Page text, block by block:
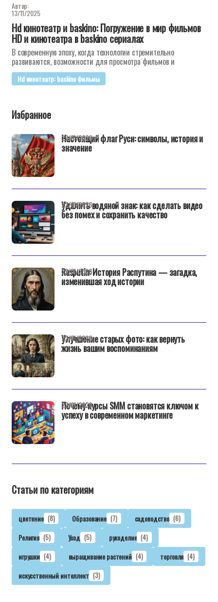
Автор:
13/11/2025
Hd кинотеатр и baskino: Погружение в мир фильмов
HD и кинотеатра в baskino сериалах
В современную эпоху, когда технологии стремительно
развиваются, возможности для просмотра фильмов и
Hd кинотеатр: baskino фильмы
Избранное
Настоящий флаг Руси: символы, история и
значение
22/01/2026
Удалить водяной знак: как сделать видео
без помех и сохранить качество
22/01/2026
Rasputin: История Распутина — загадка,
изменившая ход истории
22/01/2026
Улучшение старых фото: как вернуть
жизнь вашим воспоминаниям
22/01/2026
Почему курсы SMM становятся ключом к
успеху в современном маркетинге
22/01/2026
Статьи по категориям
цветение (8) Образование (7) садоводство (6)
Религия (5) Уход (5) рукоделие (4)
игрушки (4) выращивание растений (4) торговля (4)
искусственный интеллект (3)